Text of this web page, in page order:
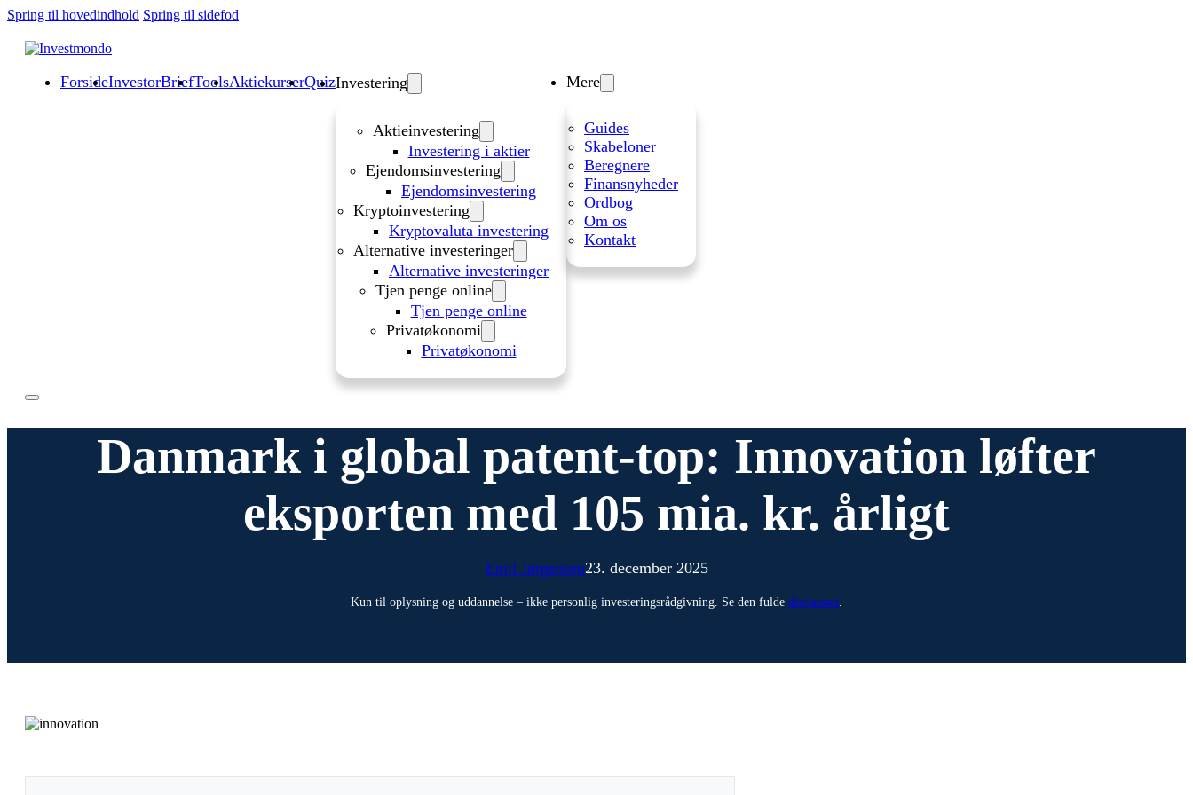
Spring til hovedindhold Spring til sidefod
ForsideInvestorBriefToolsAktiekurserQuizInvestering
Aktieinvestering
Investering i aktier
Ejendomsinvestering
Ejendomsinvestering
Kryptoinvestering
Kryptovaluta investering
Alternative investeringer
Alternative investeringer
Tjen penge online
Tjen penge online
Privatøkonomi
Privatøkonomi
Mere
Guides
Skabeloner
Beregnere
Finansnyheder
Ordbog
Om os
Kontakt
Danmark i global patent-top: Innovation løfter
eksporten med 105 mia. kr. årligt
Emil Jørgensen23. december 2025
Kun til oplysning og uddannelse – ikke personlig investeringsrådgivning. Se den fulde disclaimer.